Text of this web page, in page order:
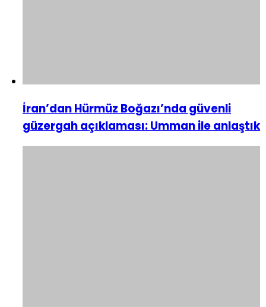
İran’dan Hürmüz Boğazı’nda güvenli
güzergah açıklaması: Umman ile anlaştık